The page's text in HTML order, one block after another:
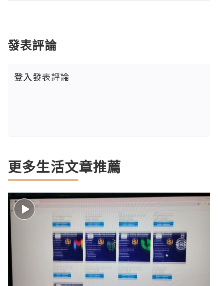
發表評論
登入發表評論
更多生活文章推薦